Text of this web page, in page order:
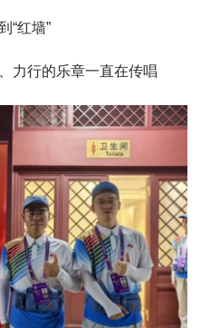
“红墙”
力行的乐章一直在传唱